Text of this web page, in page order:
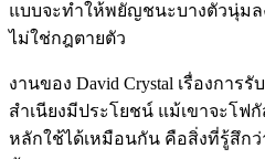
แบบจะทำให้พยัญชนะบางตัวนุ่มล
ไม่ใช่กฎตายตัว
งานของ David Crystal เรื่องการ
สำเนียงมีประโยชน์ แม้เขาจะโ
หลักใช้ได้เหมือนกัน คือสิ่งที่รู้สึก